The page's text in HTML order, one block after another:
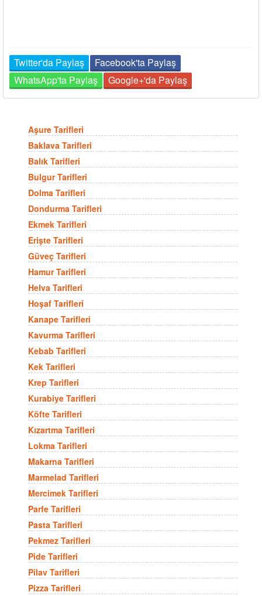
Twitter'da Paylaş
Facebook'ta Paylaş
WhatsApp'ta Paylaş
Google+'da Paylaş
Aşure Tarifleri
Baklava Tarifleri
Balık Tarifleri
Bulgur Tarifleri
Dolma Tarifleri
Dondurma Tarifleri
Ekmek Tarifleri
Erişte Tarifleri
Güveç Tarifleri
Hamur Tarifleri
Helva Tarifleri
Hoşaf Tarifleri
Kanape Tarifleri
Kavurma Tarifleri
Kebab Tarifleri
Kek Tarifleri
Krep Tarifleri
Kurabiye Tarifleri
Köfte Tarifleri
Kızartma Tarifleri
Lokma Tarifleri
Makarna Tarifleri
Marmelad Tarifleri
Mercimek Tarifleri
Parfe Tarifleri
Pasta Tarifleri
Pekmez Tarifleri
Pide Tarifleri
Pilav Tarifleri
Pizza Tarifleri